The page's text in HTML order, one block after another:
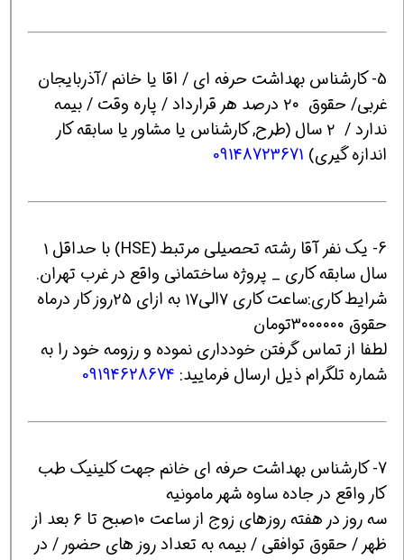
5- کارشناس بهداشت حرفه ای / اقا یا خانم /آذربایجان
غربی/ حقوق ۲۰ درصد هر قرارداد / پاره وقت / بیمه
ندارد / ۲ سال (طرح, کارشناس یا مشاور یا سابقه کار
اندازه گیری) 09148723671
6- یک نفر آقا رشته تحصیلی مرتبط (HSE) با حداقل ۱
سال سابقه کاری _ پروژه ساختمانی واقع در غرب تهران.
شرایط کاری:ساعت کاری ۷الی۱۷ به ازای ۲۵روز کار درماه
حقوق ۳۰۰۰۰۰۰تومان
لطفا از تماس گرفتن خودداری نموده و رزومه خود را به
شماره تلگرام ذیل ارسال فرمایید: 09194628674
7- کارشناس بهداشت حرفه ای خانم جهت کلینیک طب
کار واقع در جاده ساوه شهر مامونیه
سه روز در هفته روزهای زوج از ساعت ۱۰صبح تا ۶ بعد از
ظهر / حقوق توافقی / بیمه به تعداد روز های حضور / در